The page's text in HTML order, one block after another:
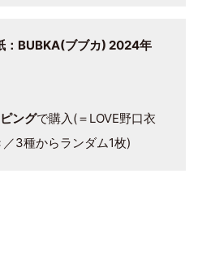
：BUBKA(ブブカ) 2024年
ングで購入(＝LOVE野口衣
3種からランダム1枚)